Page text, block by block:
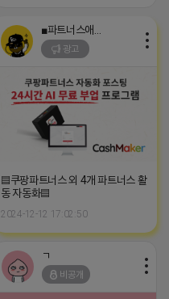
광고
▤쿠팡파트너스 외 4개 파트너스 활
동 자동화▤
2024-12-12 17:02:50
ㄱ
비공개